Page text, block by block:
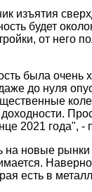
изъятия
будет
от него
была
до нуля
2021 года", -
на новые
есть в